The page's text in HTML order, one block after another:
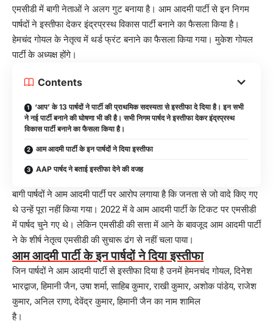
एमसीडी में बागी नेताओं ने अलग गुट बनाया है। आम आदमी पार्टी से इन निगम
पार्षदों ने इस्तीफा देकर इंद्रप्रस्थ विकास पार्टी बनाने का फैसला किया है।
हेमचंद गोयल के नेतृत्व में थर्ड फ्रंट बनाने का फैसला किया गया। मुकेश गोयल
पार्टी के अध्यक्ष होंगे।
Contents
‘आप’ के 13 पार्षदों ने पार्टी की प्राथमिक सदस्यता से इस्तीफा दे दिया है। इन सभी
ने नई पार्टी बनाने की घोषणा भी की है। सभी निगम पार्षद ने इस्तीफा देकर इंद्रप्रस्थ
विकास पार्टी बनाने का फैसला किया है।
आम आदमी पार्टी के इन पार्षदों ने दिया इस्तीफा
AAP पार्षद ने बताई इस्तीफा देने की वजह
बागी पार्षदों ने आम आदमी पार्टी पर आरोप लगाया है कि जनता से जो वादे किए गए
थे उन्हें पूरा नहीं किया गया। 2022 में वे आम आदमी पार्टी के टिकट पर एमसीडी
में पार्षद चुने गए थे। लेकिन एमसीडी की सत्ता में आने के बावजूद आम आदमी पार्टी
ने के शीर्ष नेतृत्व एमसीडी की सुचारू ढंग से नहीं चला पाया।
आम आदमी पार्टी के इन पार्षदों ने दिया इस्तीफा
जिन पार्षदों ने आम आदमी पार्टी से इस्तीफा दिया है उनमें हेमनचंद गोयल, दिनेश
भारद्वाज, हिमानी जैन, उषा शर्मा, साहिब कुमार, राखी कुमार, अशोक पांडेय, राजेश
कुमार, अनिल राणा, देवेंद्र कुमार, हिमानी जैन का नाम शामिल
है।